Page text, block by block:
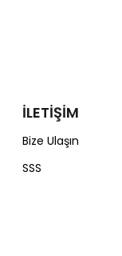
İLETİŞİM
Bize Ulaşın
SSS